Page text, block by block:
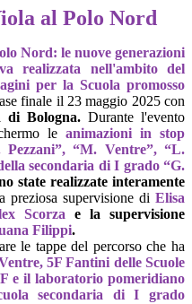
Nord: le nuove generazioni
realizzata nell'ambito del
per la Scuola promosso
finale il 23 maggio 2025 con
di Bologna. Durante l'evento
leanimazioni in stop
Pezzani”, “M. Ventre”, “L.
secondaria di I grado “G.
state realizzate interamente
preziosa supervisione di Elisa
Scorza e la supervisione
Filippi.
le tappe del percorso che ha
5F Fantini delle Scuole
e il laboratorio pomeridiano
secondaria di I grado